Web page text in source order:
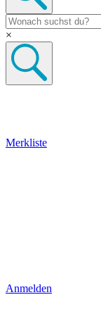
×
Merkliste
Anmelden